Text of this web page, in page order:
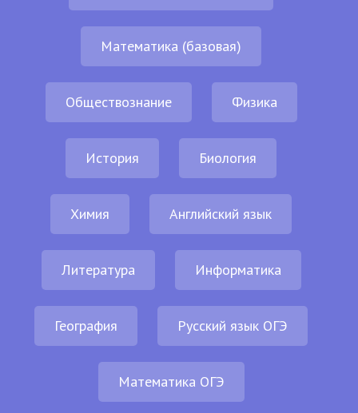
Математика (базовая)
Обществознание Физика
История Биология
Химия Английский язык
Литература Информатика
География Русский язык ОГЭ
Математика ОГЭ